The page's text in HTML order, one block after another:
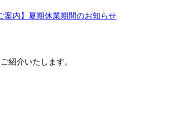
案内】夏期休業期間のお知らせ
紹介いたします。